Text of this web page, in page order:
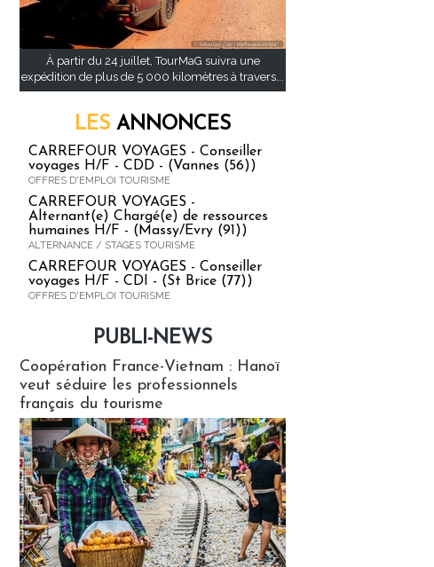
À partir du 24 juillet, TourMaG suivra une
expédition de plus de 5 000 kilomètres à travers...
LES ANNONCES
CARREFOUR VOYAGES - Conseiller
voyages H/F - CDD - (Vannes (56))
OFFRES D'EMPLOI TOURISME
CARREFOUR VOYAGES -
Alternant(e) Chargé(e) de ressources
humaines H/F - (Massy/Evry (91))
ALTERNANCE / STAGES TOURISME
CARREFOUR VOYAGES - Conseiller
voyages H/F - CDI - (St Brice (77))
OFFRES D'EMPLOI TOURISME
PUBLI-NEWS
Coopération France-Vietnam : Hanoï
veut séduire les professionnels
français du tourisme